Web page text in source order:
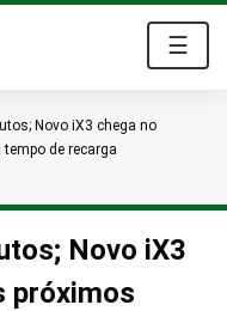
☰
Novo iX3 chega no
de recarga
Novo iX3
próximos